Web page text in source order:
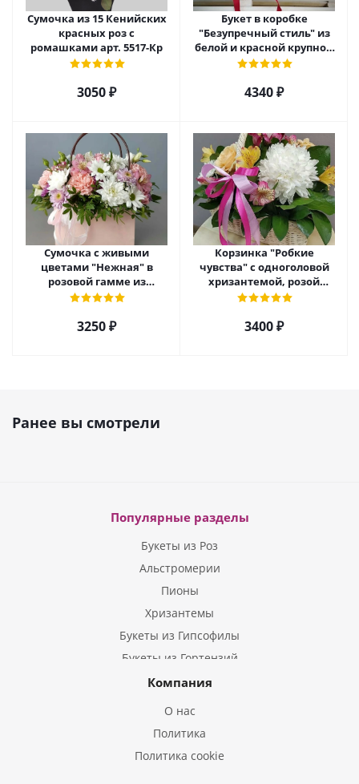
Сумочка из 15 Кенийских
красных роз с
ромашками арт. 5517-Кр
3050 ₽
Букет в коробке
"Безупречный стиль" из
белой и красной крупной
розы Эквадор. арт. 5515
4340 ₽
Сумочка с живыми
цветами "Нежная" в
розовой гамме из
кустовой хризантемы,
3250 ₽
Корзинка "Робкие
чувства" с одноголовой
хризантемой, розой
Эквадор и альстромерией
3400 ₽
Ранее вы смотрели
Популярные разделы
Букеты из Роз
Альстромерии
Пионы
Хризантемы
Букеты из Гипсофилы
Букеты из Гортензий
Букеты из Ирисов
Букеты из Эустом
Компания
О нас
Политика
Политика cookie